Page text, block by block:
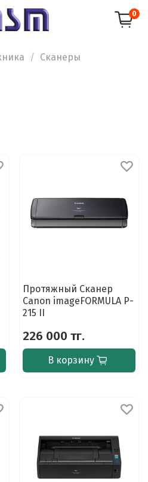
0
Сканеры
Протяжный Сканер
Canon imageFORMULA P-
215 II
226 000 тг.
В корзину